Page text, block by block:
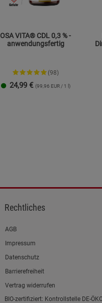
OSA VITA® CDL 0,3 % -
anwendungsfertig
(98)
24,99 € (99,96 EUR / 1 l)
Rechtliches
Link zum/zur
AGB
Link zum/zur
Impressum
Link zum/zur
Datenschutz
Link zum/zur
Barrierefreiheit
Vertrag widerrufen
BIO-zertifiziert: Kontrollstelle DE-